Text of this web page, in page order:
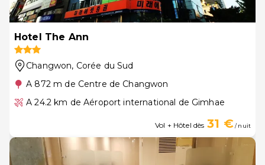
Hotel The Ann
Changwon, Corée du Sud
A 872 m de Centre de Changwon
A 24.2 km de Aéroport international de Gimhae
Vol + Hôtel dès 31 €/ nuit